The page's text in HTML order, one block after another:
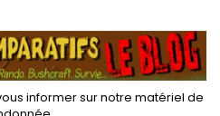
sportives
informer sur notre matériel de